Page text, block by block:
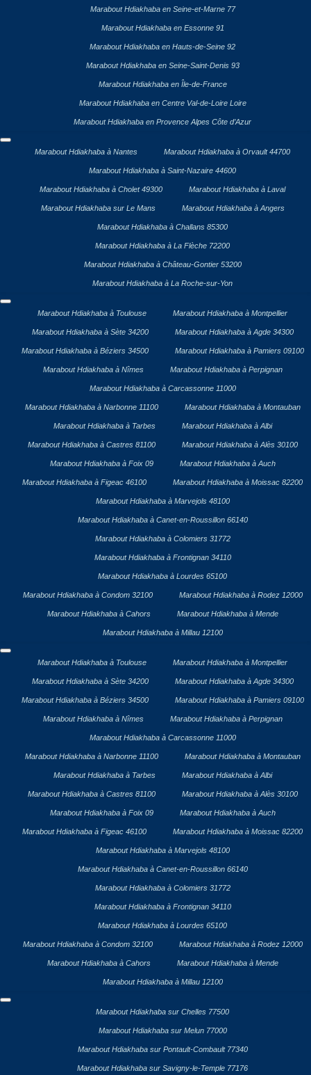
Marabout Hdiakhaba en Seine-et-Marne 77
Marabout Hdiakhaba en Essonne 91
Marabout Hdiakhaba en Hauts-de-Seine 92
Marabout Hdiakhaba en Seine-Saint-Denis 93
Marabout Hdiakhaba en Île-de-France
Marabout Hdiakhaba en Centre Val-de-Loire Loire
Marabout Hdiakhaba en Provence Alpes Côte d’Azur
Marabout Hdiakhaba à Nantes Marabout Hdiakhaba à Orvault 44700
Marabout Hdiakhaba à Saint-Nazaire 44600
Marabout Hdiakhaba à Cholet 49300 Marabout Hdiakhaba à Laval
Marabout Hdiakhaba sur Le Mans Marabout Hdiakhaba à Angers
Marabout Hdiakhaba à Challans 85300
Marabout Hdiakhaba à La Flèche 72200
Marabout Hdiakhaba à Château-Gontier 53200
Marabout Hdiakhaba à La Roche-sur-Yon
Marabout Hdiakhaba à Toulouse Marabout Hdiakhaba à Montpellier
Marabout Hdiakhaba à Sète 34200 Marabout Hdiakhaba à Agde 34300
Marabout Hdiakhaba à Béziers 34500 Marabout Hdiakhaba à Pamiers 09100
Marabout Hdiakhaba à Nîmes Marabout Hdiakhaba à Perpignan
Marabout Hdiakhaba à Carcassonne 11000
Marabout Hdiakhaba à Narbonne 11100 Marabout Hdiakhaba à Montauban
Marabout Hdiakhaba à Tarbes Marabout Hdiakhaba à Albi
Marabout Hdiakhaba à Castres 81100 Marabout Hdiakhaba à Alès 30100
Marabout Hdiakhaba à Foix 09 Marabout Hdiakhaba à Auch
Marabout Hdiakhaba à Figeac 46100 Marabout Hdiakhaba à Moissac 82200
Marabout Hdiakhaba à Marvejols 48100
Marabout Hdiakhaba à Canet-en-Roussillon 66140
Marabout Hdiakhaba à Colomiers 31772
Marabout Hdiakhaba à Frontignan 34110
Marabout Hdiakhaba à Lourdes 65100
Marabout Hdiakhaba à Condom 32100 Marabout Hdiakhaba à Rodez 12000
Marabout Hdiakhaba à Cahors Marabout Hdiakhaba à Mende
Marabout Hdiakhaba à Millau 12100
Marabout Hdiakhaba à Toulouse Marabout Hdiakhaba à Montpellier
Marabout Hdiakhaba à Sète 34200 Marabout Hdiakhaba à Agde 34300
Marabout Hdiakhaba à Béziers 34500 Marabout Hdiakhaba à Pamiers 09100
Marabout Hdiakhaba à Nîmes Marabout Hdiakhaba à Perpignan
Marabout Hdiakhaba à Carcassonne 11000
Marabout Hdiakhaba à Narbonne 11100 Marabout Hdiakhaba à Montauban
Marabout Hdiakhaba à Tarbes Marabout Hdiakhaba à Albi
Marabout Hdiakhaba à Castres 81100 Marabout Hdiakhaba à Alès 30100
Marabout Hdiakhaba à Foix 09 Marabout Hdiakhaba à Auch
Marabout Hdiakhaba à Figeac 46100 Marabout Hdiakhaba à Moissac 82200
Marabout Hdiakhaba à Marvejols 48100
Marabout Hdiakhaba à Canet-en-Roussillon 66140
Marabout Hdiakhaba à Colomiers 31772
Marabout Hdiakhaba à Frontignan 34110
Marabout Hdiakhaba à Lourdes 65100
Marabout Hdiakhaba à Condom 32100 Marabout Hdiakhaba à Rodez 12000
Marabout Hdiakhaba à Cahors Marabout Hdiakhaba à Mende
Marabout Hdiakhaba à Millau 12100
Marabout Hdiakhaba sur Chelles 77500
Marabout Hdiakhaba sur Melun 77000
Marabout Hdiakhaba sur Pontault-Combault 77340
Marabout Hdiakhaba sur Savigny-le-Temple 77176